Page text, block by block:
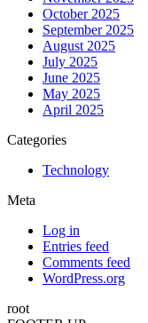
October 2025
September 2025
August 2025
July 2025
June 2025
May 2025
April 2025
Categories
Technology
Meta
Log in
Entries feed
Comments feed
WordPress.org
root